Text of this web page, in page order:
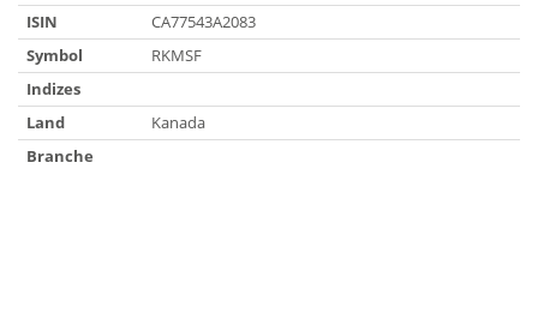
ISIN
CA77543A2083
Symbol
RKMSF
Indizes
Land
Kanada
Branche